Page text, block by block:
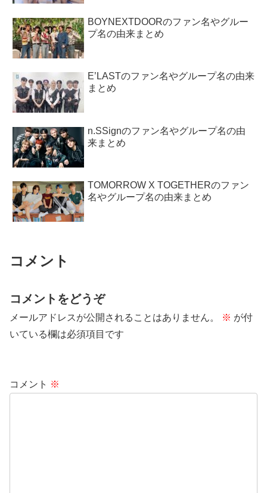
BOYNEXTDOORのファン名やグルー
プ名の由来まとめ
E’LASTのファン名やグループ名の由来
まとめ
n.SSignのファン名やグループ名の由
来まとめ
TOMORROW X TOGETHERのファン
名やグループ名の由来まとめ
コメント
コメントをどうぞ
メールアドレスが公開されることはありません。 ※ が付
いている欄は必須項目です
コメント ※